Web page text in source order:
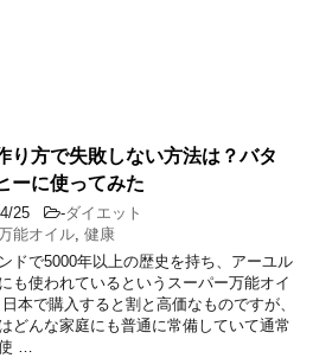
り方で失敗しない方法は？バタ
ーに使ってみた
25 -ダイエット
能オイル, 健康
ドで5000年以上の歴史を持ち、アーユル
も使われているというスーパー万能オイ
本で購入すると割と高価なものですが、
どんな家庭にも普通に常備していて通常
…